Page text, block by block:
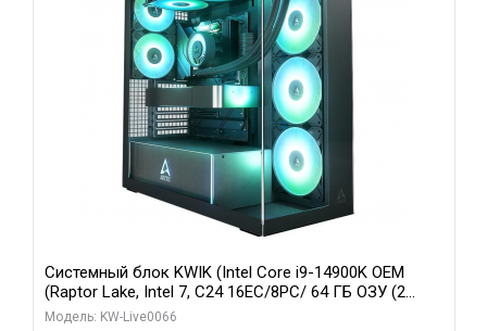
Системный блок KWIK (Intel Core i9-14900K OEM
(Raptor Lake, Intel 7, C24 16EC/8PC/ 64 ГБ ОЗУ (2
модуля)/ Gigabyte RTX5080 XTREME WATERFORCE
Модель: KW-Live0066